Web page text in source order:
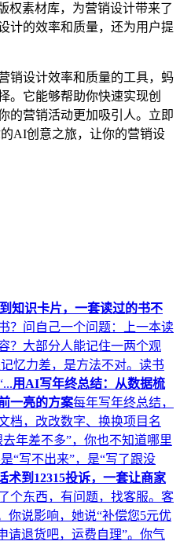
权素材库，为营销设计带来了
计的效率和质量，还为用户提
销设计效率和质量的工具，蚂
。它能够帮助你快速实现创
的营销活动更加吸引人。立即
AI创意之旅，让你的营销设
知识卡片，一套读过的书不
？问自己一个问题：上一本读
？大部分人能记住一两个观
忆力差，是方法不对。读书
用AI写年终总结：从数据梳
一亮的方案每年写年终总结，
档，改改数字、换换项目名
年差不多”，你也不知道哪里
“写不出来”，是“写了跟没
术到12315投诉，一套让商家
个东西，有问题，找客服。客
你说影响，她说“补偿您5元优
请退货吧，运费自理”。你气